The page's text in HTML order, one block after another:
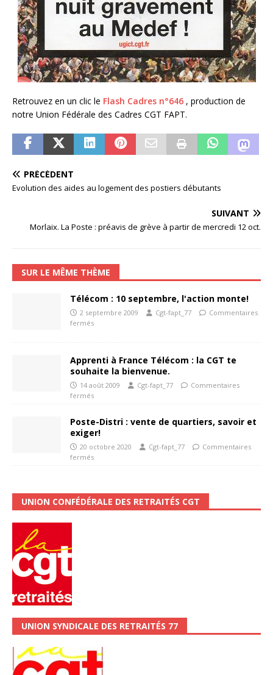
Retrouvez en un clic le Flash Cadres n°646 , production de
notre Union Fédérale des Cadres CGT FAPT.
PRÉCÉDENT
Evolution des aides au logement des postiers débutants
SUIVANT
Morlaix. La Poste : préavis de grève à partir de mercredi 12 oct.
SUR LE MÊME THÈME
Télécom : 10 septembre, l'action monte!
2 septembre 2009 Cgt-fapt_77
Commentaires
fermés
Apprenti à France Télécom : la CGT te
souhaite la bienvenue.
14 août 2009 Cgt-fapt_77
Commentaires
fermés
Poste-Distri : vente de quartiers, savoir et
exiger!
20 octobre 2020 Cgt-fapt_77
Commentaires
fermés
UNION CONFÉDÉRALE DES RETRAITÉS CGT
UNION SYNDICALE DES RETRAITÉS 77